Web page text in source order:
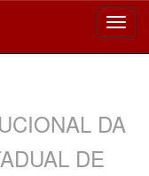
DA
DE